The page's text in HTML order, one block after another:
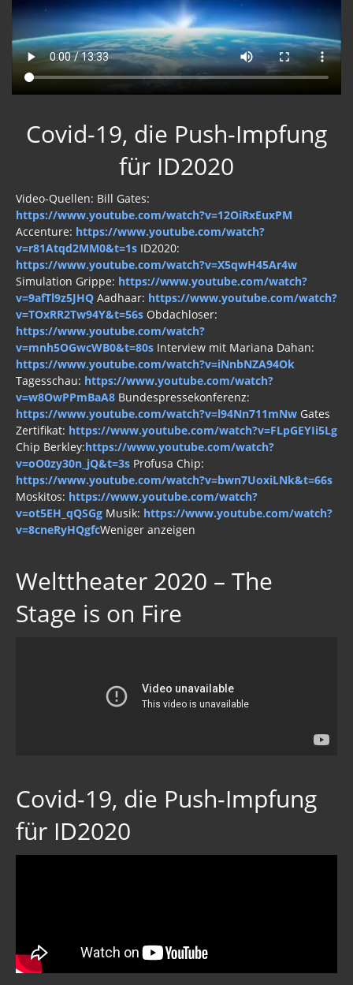
Covid-19, die Push-Impfung
für ID2020
Video-Quellen: Bill Gates:
https://www.youtube.com/watch?v=12OiRxEuxPM
Accenture: https://www.youtube.com/watch?
v=r81Atqd2MM0&t=1s ID2020:
https://www.youtube.com/watch?v=X5qwH45Ar4w
Simulation Grippe: https://www.youtube.com/watch?
v=9afTl9z5JHQ Aadhaar: https://www.youtube.com/watch?
v=TOxRR2Tw94Y&t=56s Obdachloser:
https://www.youtube.com/watch?
v=mnh5OGwcWB0&t=80s Interview mit Mariana Dahan:
https://www.youtube.com/watch?v=iNnbNZA94Ok
Tagesschau: https://www.youtube.com/watch?
v=w8OwPPmBaA8 Bundespressekonferenz:
https://www.youtube.com/watch?v=l94Nn711mNw Gates
Zertifikat: https://www.youtube.com/watch?v=FLpGEYIi5Lg
Chip Berkley:https://www.youtube.com/watch?
v=oO0zy30n_jQ&t=3s Profusa Chip:
https://www.youtube.com/watch?v=bwn7UoxiLNk&t=66s
Moskitos: https://www.youtube.com/watch?
v=ot5EH_qQSGg Musik: https://www.youtube.com/watch?
v=8cneRyHQgfcWeniger anzeigen
Welttheater 2020 – The
Stage is on Fire
Covid-19, die Push-Impfung
für ID2020